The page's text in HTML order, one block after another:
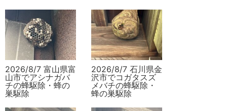
2026/8/7 富山県富
山市でアシナガバ
チの蜂駆除・蜂の
巣駆除
2026/8/7 石川県金
沢市でコガタスズ
メバチの蜂駆除・
蜂の巣駆除